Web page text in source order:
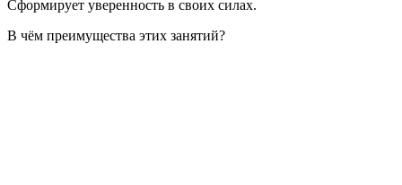
Сформирует уверенность в своих силах.
В чём преимущества этих занятий?